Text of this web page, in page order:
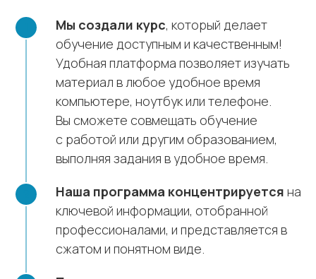
Мы создали курс, который делает
обучение доступным и качественным!
Удобная платформа позволяет изучать
материал в любое удобное время
компьютере, ноутбук или телефоне.
Вы сможете совмещать обучение
с работой или другим образованием,
выполняя задания в удобное время.
Наша программа концентрируется на
ключевой информации, отобранной
профессионалами, и представляется в
сжатом и понятном виде.